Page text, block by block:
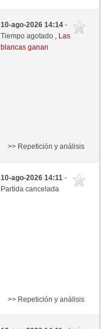
10-ago-2026 14:14-
Tiempo agotado , Las
blancas ganan
>> Repetición y análisis
10-ago-2026 14:11-
Partida cancelada
>> Repetición y análisis